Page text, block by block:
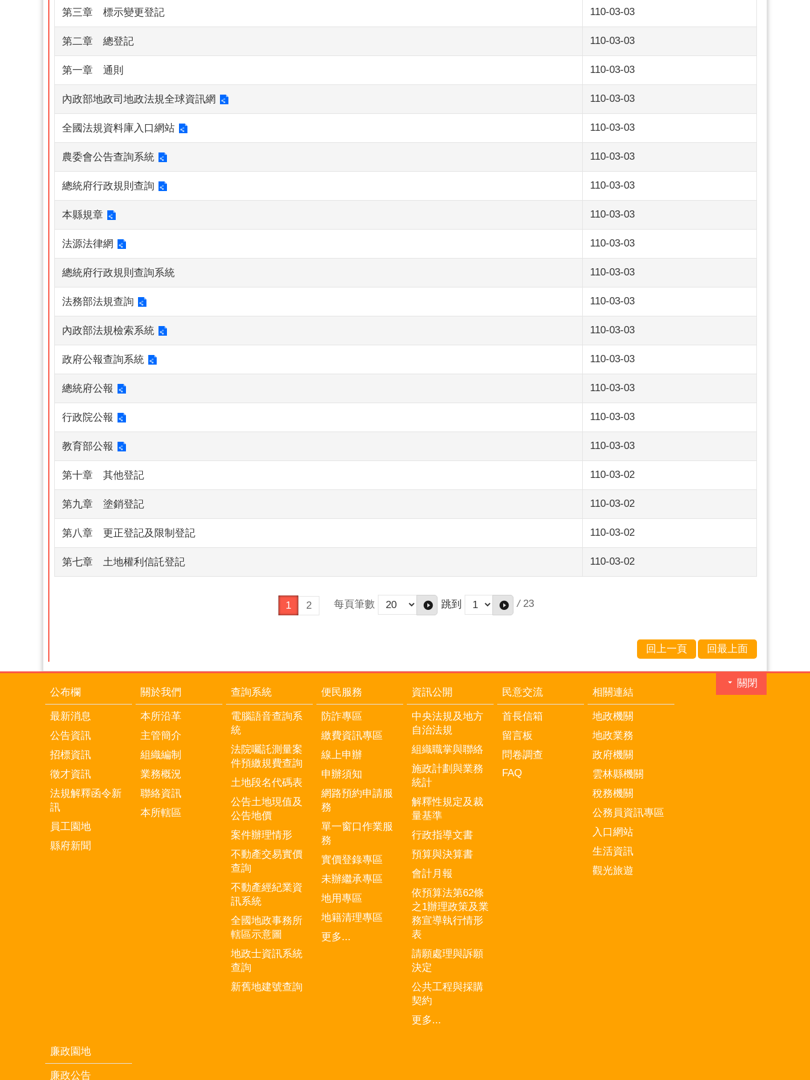
第三章 標示變更登記 110-03-03
第二章 總登記 110-03-03
第一章 通則 110-03-03
內政部地政司地政法規全球資訊網 110-03-03
全國法規資料庫入口網站 110-03-03
農委會公告查詢系統 110-03-03
總統府行政規則查詢 110-03-03
本縣規章 110-03-03
法源法律網 110-03-03
總統府行政規則查詢系統 110-03-03
法務部法規查詢 110-03-03
內政部法規檢索系統 110-03-03
政府公報查詢系統 110-03-03
總統府公報 110-03-03
行政院公報 110-03-03
教育部公報 110-03-03
第十章 其他登記 110-03-02
第九章 塗銷登記 110-03-02
第八章 更正登記及限制登記 110-03-02
第七章 土地權利信託登記 110-03-02
1 2 每頁筆數 跳到 / 23
回上一頁 回最上面
關閉
公布欄
最新消息
公告資訊
招標資訊
徵才資訊
法規解釋函令新
訊
員工園地
縣府新聞
關於我們
本所沿革
主管簡介
組織編制
業務概況
聯絡資訊
本所轄區
查詢系統
電腦語音查詢系
統
法院囑託測量案
件預繳規費查詢
土地段名代碼表
公告土地現值及
公告地價
案件辦理情形
不動產交易實價
查詢
不動產經紀業資
訊系統
全國地政事務所
轄區示意圖
地政士資訊系統
查詢
新舊地建號查詢
便民服務
防詐專區
繳費資訊專區
線上申辦
申辦須知
網路預約申請服
務
單一窗口作業服
務
實價登錄專區
未辦繼承專區
地用專區
地籍清理專區
更多...
資訊公開
中央法規及地方
自治法規
組織職掌與聯絡
施政計劃與業務
統計
解釋性規定及裁
量基準
行政指導文書
預算與決算書
會計月報
依預算法第62條
之1辦理政策及業
務宣導執行情形
表
請願處理與訴願
決定
公共工程與採購
契約
更多...
民意交流
首長信箱
留言板
問卷調查
FAQ
相關連結
地政機關
地政業務
政府機關
雲林縣機關
稅務機關
公務員資訊專區
入口網站
生活資訊
觀光旅遊
廉政園地
廉政公告